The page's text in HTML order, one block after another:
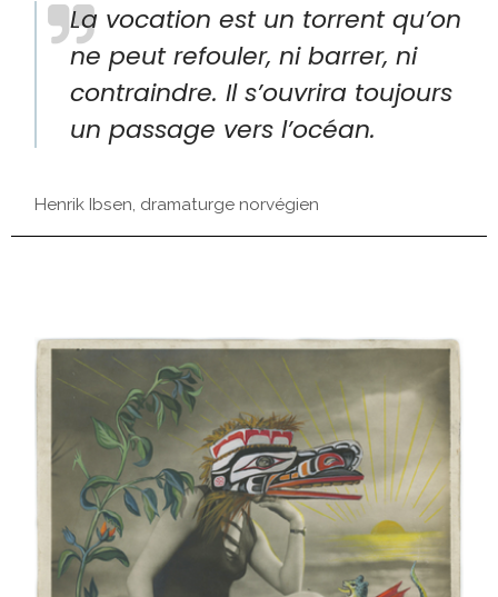
La vocation est un torrent qu’on
ne peut refouler, ni barrer, ni
contraindre. Il s’ouvrira toujours
un passage vers l’océan.
Henrik Ibsen, dramaturge norvégien